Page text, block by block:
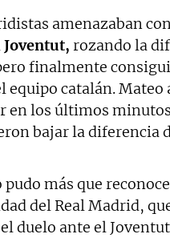
amenazaban
Joventut, rozando la
finalmente
equipo catalán. Mateo
en los últimos
bajar la diferencia
pudo más que
del Real Madrid,
duelo ante el